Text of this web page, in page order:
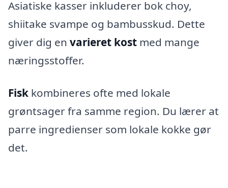
Asiatiske kasser inkluderer bok choy,
shiitake svampe og bambusskud. Dette
giver dig en varieret kost med mange
næringsstoffer.
Fisk kombineres ofte med lokale
grøntsager fra samme region. Du lærer at
parre ingredienser som lokale kokke gør
det.